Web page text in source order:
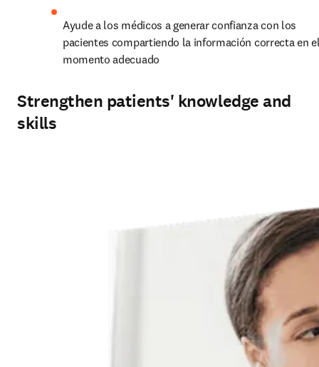
Ayude a los médicos a generar confianza con los
pacientes compartiendo la información correcta en
momento adecuado
Strengthen patients' knowledge and
skills